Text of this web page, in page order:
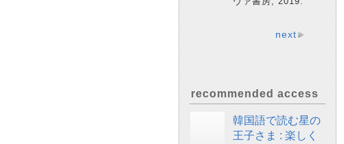
next
recommended access
韓国語で読む星の
王子さま : 楽しく